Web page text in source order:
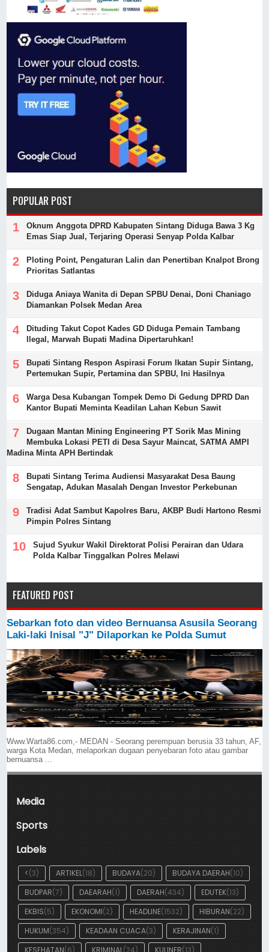
POPULAR POST
Oknum Anggota DPRD Kabupaten Sintang Diduga Bawa 3 Kg
Emas Siap Jual, Terjaring Operasi Senyap Polda Kalbar
Ploting Point, Pengaturan Lalin dan Penertiban Knalpot Brong
Prioritas Satlantas
Diduga Aniaya Wanita di Depan SPBU Denai, Doni Chaniago
Diamankan Polsek Medan Area
Dituding Takut Copot Kades GD Diduga Pemain Tambang
Ilegal, Marwah Bupati Madina Dipertaruhkan!
Bupati Sintang Respon Aspirasi Forum Ikatan Supir Sintang,
Pertemukan Supir, Pertamina dan SPBU, Ini Hasilnya
Warga Desa Kubangan Tompek Demo Di Gedung DPRD Dan
Kantor Bupati Meminta Keadilan Lahan Kebun Sawit
Dugaan Mantan Mining Engineering PT Sorik Mas Mining
Membuka Lokasi PETI di Desa Sayur Maincat, SATMA AMPI
Madina Minta APH Bertindak
Bupati Sintang Terima Audiensi Masyarakat Desa Baung
Sengatap, Adukan Masalah Dengan Investor Perkebunan
Tradisi Adat Sambut Kapolres Baru, AKBP Budi Hartono Resmi
Pimpin Polres Sintang
Sujud Syukur Wakil Direktorat Polisi Perairan dan Udara
Polda Kalbar Tinggalkan Polres Melawi
FEATURED POST
Sebarkan foto dan video Bernuansa Asusila Seorang
Laki-laki Inisal "J" Dilaporkan ke Polda Sumut
Www.Warta86.com,- MEDAN - Seorang perempuan berusia 33 tahun, AF,
warga Kota Medan, melaporkan dugaan penyebaran foto atau gambar
bernuansa ...
Media
Sports
Labels
<(3) ARTIKEL(18) BUDAYA(20) BUDAYA DAERAH(10)
BUDPAR(7) DAEARAH(1) DAERAH(434) EDUTEK(13)
EKBIS(5) EKONOMI(2) HEADLINE(1532) HIBURAN(22)
HUKUM(354) KEADAAN CUACA(3) KERAJINAN(1)